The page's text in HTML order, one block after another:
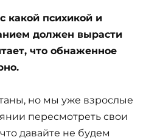
какой психикой и
должен вырасти
что обнаженное
но мы уже взрослые
пересмотреть свои
давайте не будем